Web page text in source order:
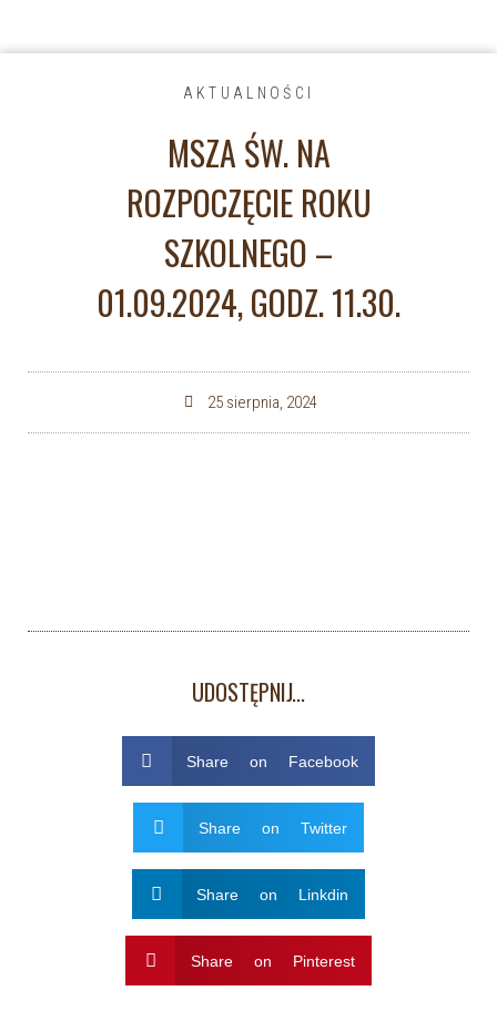
AKTUALNOŚCI
MSZA ŚW. NA
ROZPOCZĘCIE ROKU
SZKOLNEGO –
01.09.2024, GODZ. 11.30.
25 sierpnia, 2024
UDOSTĘPNIJ...
Share on Facebook
Share on Twitter
Share on Linkdin
Share on Pinterest